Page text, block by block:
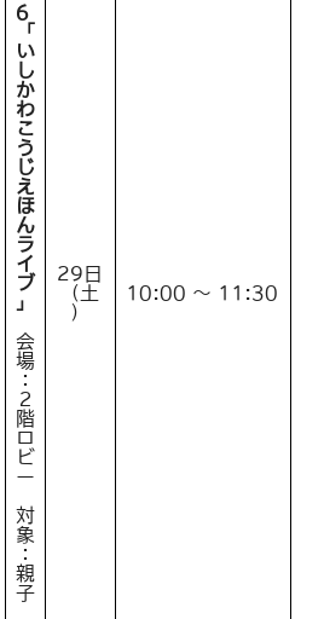
6
「
い
し
か
わ
こ
う
じ
え
ほ
ん
ラ
イ
ブ
」
会
場
：
２
階
ロ
ビ
ー
対
象
：
親
子
29日
（土
）
10:00 ～ 11:30